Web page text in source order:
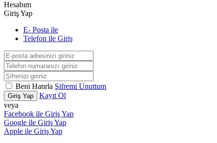
Hesabım
Giriş Yap
E- Posta ile
Telefon ile Giriş
Beni Hatırla Şifremi Unuttum
Giriş Yap
Kayıt Ol
veya
Facebook ile Giriş Yap
Google ile Giriş Yap
Apple ile Giriş Yap